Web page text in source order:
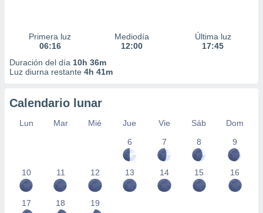
Primera luz
06:16
Mediodía
12:00
Última luz
17:45
Duración del día 10h 36m
Luz diurna restante 4h 41m
Calendario lunar
Lun Mar Mié Jue Vie Sáb
Dom
6
7 8 9
10 11 12 13 14 15 16
17 18 19